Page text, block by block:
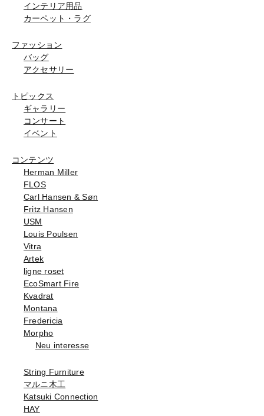
インテリア用品
カーペット・ラグ
ファッション
バッグ
アクセサリー
トピックス
ギャラリー
コンサート
イベント
コンテンツ
Herman Miller
FLOS
Carl Hansen & Søn
Fritz Hansen
USM
Louis Poulsen
Vitra
Artek
ligne roset
EcoSmart Fire
Kvadrat
Montana
Fredericia
Morpho
Neu interesse
String Furniture
マルニ木工
Katsuki Connection
HAY